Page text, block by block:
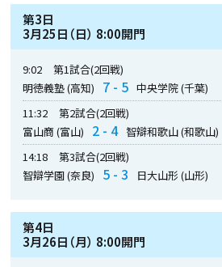
第3日
3月25日（日） 8:00開門
9:02
第1試合(2回戦)
明徳義塾 (高知)
7 - 5 中央学院 (千葉)
11:32
第2試合(2回戦)
富山商 (富山)
2 - 4 智辯和歌山 (和歌山)
14:18
第3試合(2回戦)
智辯学園 (奈良)
5 - 3 日大山形 (山形)
第4日
3月26日（月） 8:00開門